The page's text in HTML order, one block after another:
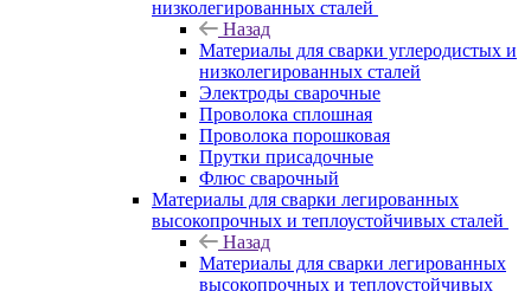
низколегированных сталей
Назад
Материалы для сварки углеродистых и
низколегированных сталей
Электроды сварочные
Проволока сплошная
Проволока порошковая
Прутки присадочные
Флюс сварочный
Материалы для сварки легированных
высокопрочных и теплоустойчивых сталей
Назад
Материалы для сварки легированных
высокопрочных и теплоустойчивых